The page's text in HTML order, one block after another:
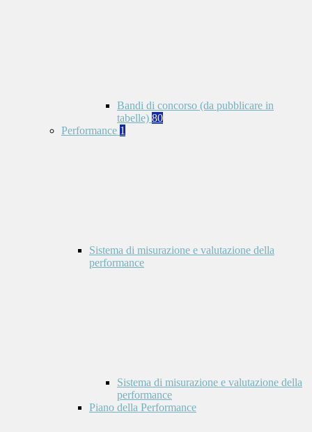
Bandi di concorso (da pubblicare in
tabelle) 80
Performance 1
Sistema di misurazione e valutazione della
performance
Sistema di misurazione e valutazione della
performance
Piano della Performance